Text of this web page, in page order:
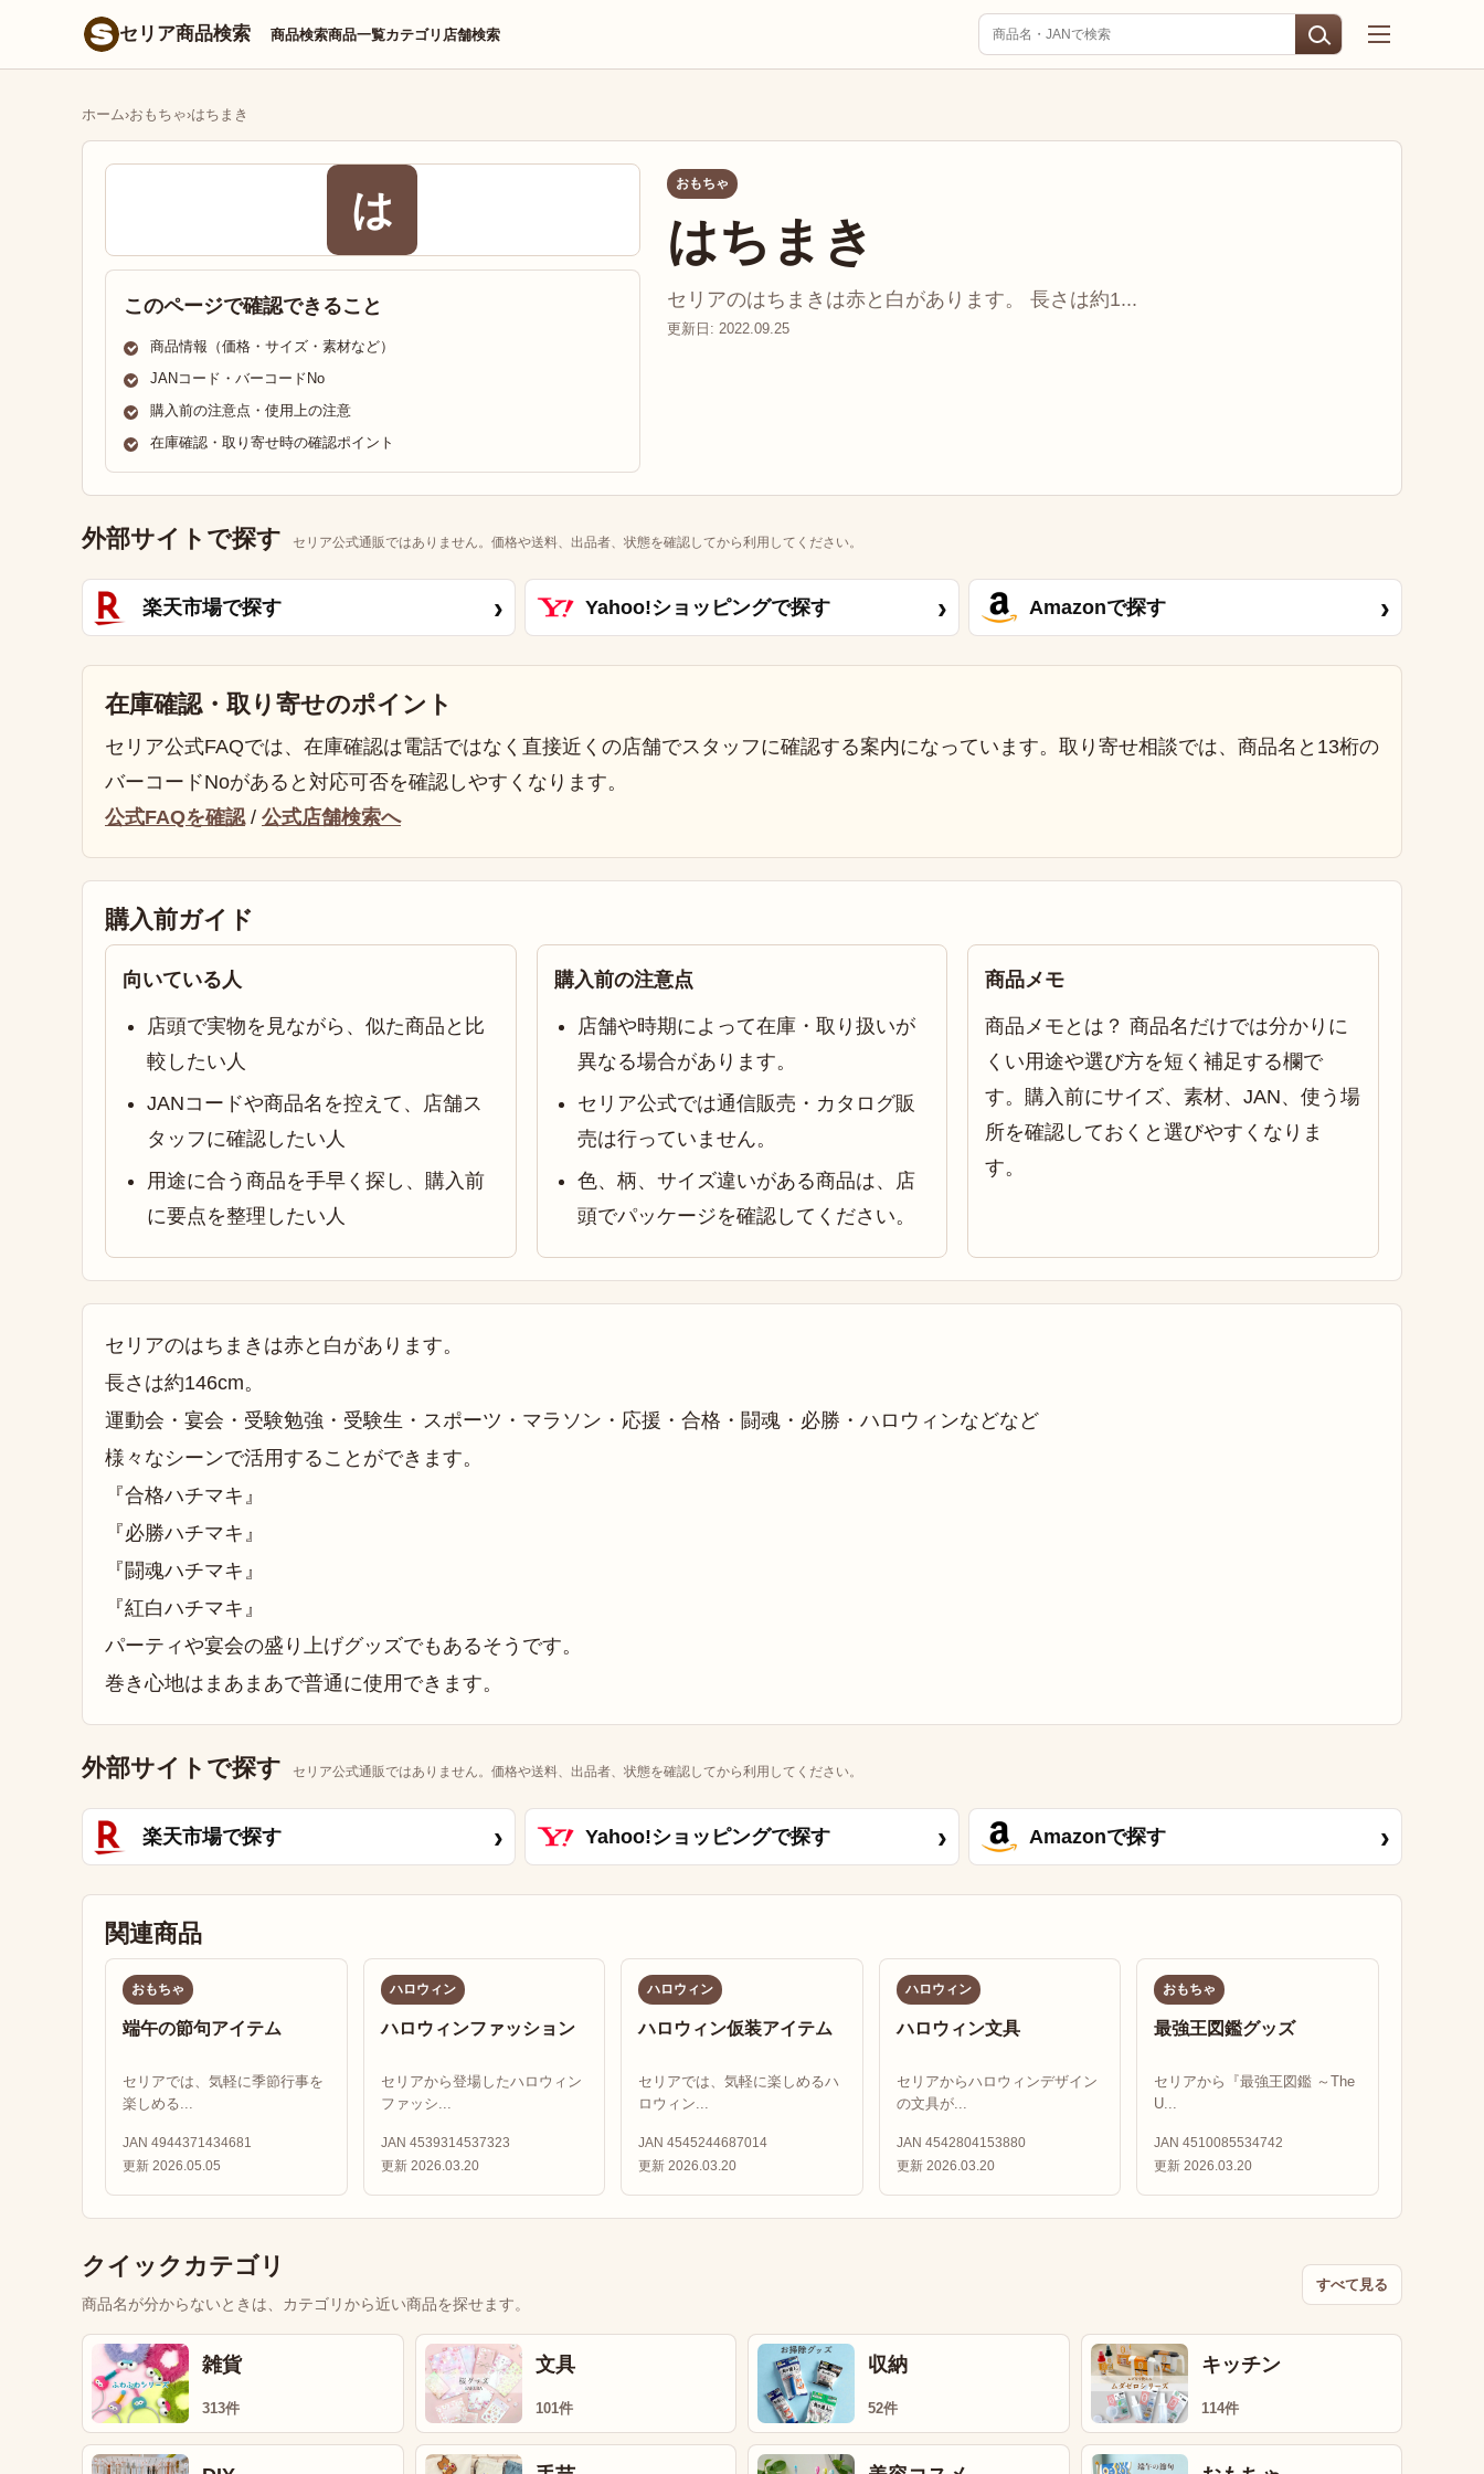
セリア商品検索 商品検索商品一覧カテゴリ 店舗検索
ホーム›おもちゃ›はちまき
は
このページで確認できること
商品情報（価格・サイズ・素材など）
JANコード・バーコードNo
購入前の注意点・使用上の注意
在庫確認・取り寄せ時の確認ポイント
おもちゃ
はちまき
セリアのはちまきは赤と白があります。 長さは約1...
更新日: 2022.09.25
外部サイトで探す セリア公式通販ではありません。価格や送料、出品者、状態を確認してから利用してください。
楽天市場で探す › Yahoo!ショッピングで探す › Amazonで探す ›
在庫確認・取り寄せのポイント
セリア公式FAQでは、在庫確認は電話ではなく直接近くの店舗でスタッフに確認する案内になっています。取り寄せ相談では、商品名と13桁の
バーコードNoがあると対応可否を確認しやすくなります。
公式FAQを確認/ 公式店舗検索へ
購入前ガイド
向いている人
店頭で実物を見ながら、似た商品と比
較したい人
JANコードや商品名を控えて、店舗ス
タッフに確認したい人
用途に合う商品を手早く探し、購入前
に要点を整理したい人
購入前の注意点
店舗や時期によって在庫・取り扱いが
異なる場合があります。
セリア公式では通信販売・カタログ販
売は行っていません。
色、柄、サイズ違いがある商品は、店
頭でパッケージを確認してください。
商品メモ
商品メモとは？ 商品名だけでは分かりに
くい用途や選び方を短く補足する欄で
す。購入前にサイズ、素材、JAN、使う場
所を確認しておくと選びやすくなりま
す。
セリアのはちまきは赤と白があります。
長さは約146cm。
運動会・宴会・受験勉強・受験生・スポーツ・マラソン・応援・合格・闘魂・必勝・ハロウィンなどなど
様々なシーンで活用することができます。
『合格ハチマキ』
『必勝ハチマキ』
『闘魂ハチマキ』
『紅白ハチマキ』
パーティや宴会の盛り上げグッズでもあるそうです。
巻き心地はまあまあで普通に使用できます。
外部サイトで探す セリア公式通販ではありません。価格や送料、出品者、状態を確認してから利用してください。
楽天市場で探す › Yahoo!ショッピングで探す › Amazonで探す ›
関連商品
おもちゃ
端午の節句アイテム
セリアでは、気軽に季節行事を
楽しめる...
JAN 4944371434681
更新 2026.05.05
ハロウィン
ハロウィンファッション
セリアから登場したハロウィン
ファッシ...
JAN 4539314537323
更新 2026.03.20
ハロウィン
ハロウィン仮装アイテム
セリアでは、気軽に楽しめるハ
ロウィン...
JAN 4545244687014
更新 2026.03.20
ハロウィン
ハロウィン文具
セリアからハロウィンデザイン
の文具が...
JAN 4542804153880
更新 2026.03.20
おもちゃ
最強王図鑑グッズ
セリアから『最強王図鑑 ～The
U...
JAN 4510085534742
更新 2026.03.20
クイックカテゴリ
商品名が分からないときは、カテゴリから近い商品を探せます。
すべて見る
雑貨
313件
文具
101件
収納
52件
キッチン
114件